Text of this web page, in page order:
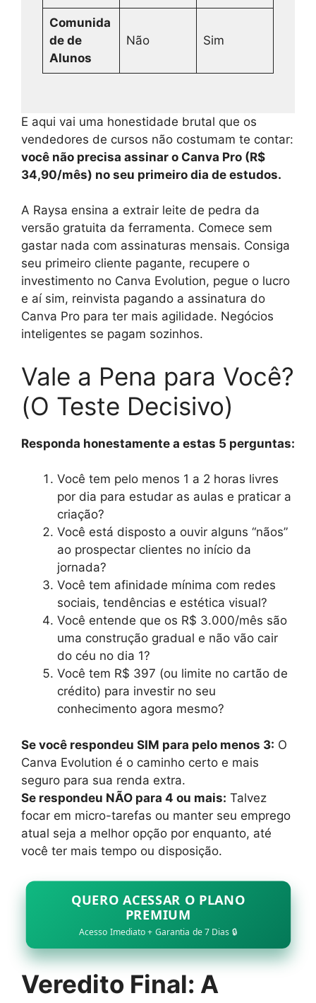
Comunida
de de
Alunos
Não Sim
E aqui vai uma honestidade brutal que os
vendedores de cursos não costumam te contar:
você não precisa assinar o Canva Pro (R$
34,90/mês) no seu primeiro dia de estudos.
A Raysa ensina a extrair leite de pedra da
versão gratuita da ferramenta. Comece sem
gastar nada com assinaturas mensais. Consiga
seu primeiro cliente pagante, recupere o
investimento no Canva Evolution, pegue o lucro
e aí sim, reinvista pagando a assinatura do
Canva Pro para ter mais agilidade. Negócios
inteligentes se pagam sozinhos.
Vale a Pena para Você?
(O Teste Decisivo)
Responda honestamente a estas 5 perguntas:
Você tem pelo menos 1 a 2 horas livres
por dia para estudar as aulas e praticar a
criação?
Você está disposto a ouvir alguns “nãos”
ao prospectar clientes no início da
jornada?
Você tem afinidade mínima com redes
sociais, tendências e estética visual?
Você entende que os R$ 3.000/mês são
uma construção gradual e não vão cair
do céu no dia 1?
Você tem R$ 397 (ou limite no cartão de
crédito) para investir no seu
conhecimento agora mesmo?
Se você respondeu SIM para pelo menos 3: O
Canva Evolution é o caminho certo e mais
seguro para sua renda extra.
Se respondeu NÃO para 4 ou mais: Talvez
focar em micro-tarefas ou manter seu emprego
atual seja a melhor opção por enquanto, até
você ter mais tempo ou disposição.
QUERO ACESSAR O PLANO
PREMIUM
Acesso Imediato + Garantia de 7 Dias 🔒
Veredito Final: A